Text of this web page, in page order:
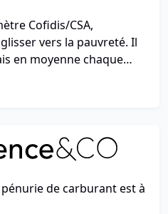
Cofidis/CSA,
vers la pauvreté. Il
en moyenne chaque
de carburant est à